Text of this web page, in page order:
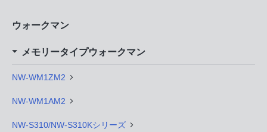
ウォークマン
メモリータイプウォークマン
NW-WM1ZM2
NW-WM1AM2
NW-S310/NW-S310Kシリーズ